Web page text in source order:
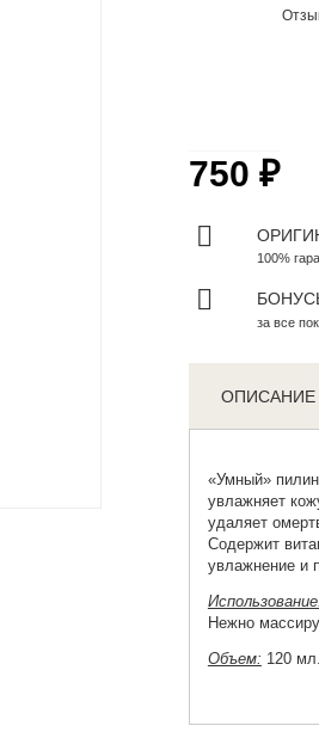
750 ₽
100%
за все
ОПИСАНИЕ
«Умный»
увлажняет
удаляет
Содержит
увлажнение и
Нежно
Объем: 120 мл.